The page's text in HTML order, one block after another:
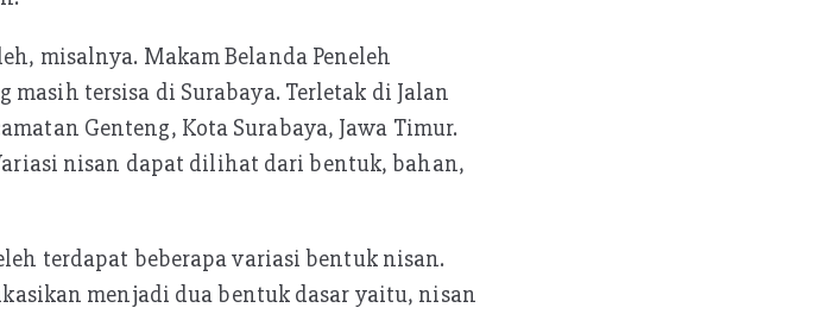
misalnya. Makam Belanda Peneleh
tersisa di Surabaya. Terletak di Jalan
Genteng, Kota Surabaya, Jawa Timur.
nisan dapat dilihat dari bentuk, bahan,
terdapat beberapa variasi bentuk nisan.
menjadi dua bentuk dasar yaitu, nisan